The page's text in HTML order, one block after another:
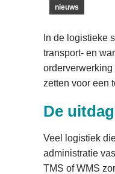
nieuws
In de logistieke
transport- en
zetten voor een
De
Veel logistiek
administratie
TMS of WMS